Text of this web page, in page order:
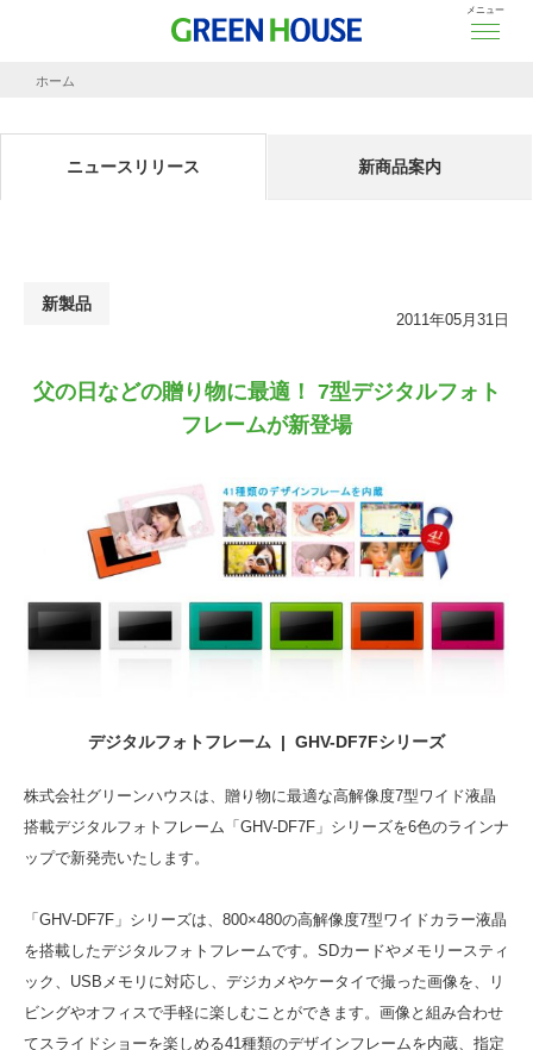
メニュー
ホーム
ニュースリリース 新商品案内
新製品
2011年05月31日
父の日などの贈り物に最適！ 7型デジタルフォト
フレームが新登場
デジタルフォトフレーム | GHV-DF7Fシリーズ
株式会社グリーンハウスは、贈り物に最適な高解像度7型ワイド液晶
搭載デジタルフォトフレーム「GHV-DF7F」シリーズを6色のラインナ
ップで新発売いたします。
「GHV-DF7F」シリーズは、800×480の高解像度7型ワイドカラー液晶
を搭載したデジタルフォトフレームです。SDカードやメモリースティ
ック、USBメモリに対応し、デジカメやケータイで撮った画像を、リ
ビングやオフィスで手軽に楽しむことができます。画像と組み合わせ
てスライドショーを楽しめる41種類のデザインフレームを内蔵、指定